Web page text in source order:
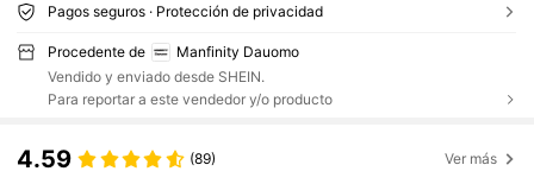
Pagos seguros · Protección de privacidad
Procedente de
Manfinity Dauomo
Vendido y enviado desde SHEIN.
Para reportar a este vendedor y/o producto
4.59 (89) Ver más